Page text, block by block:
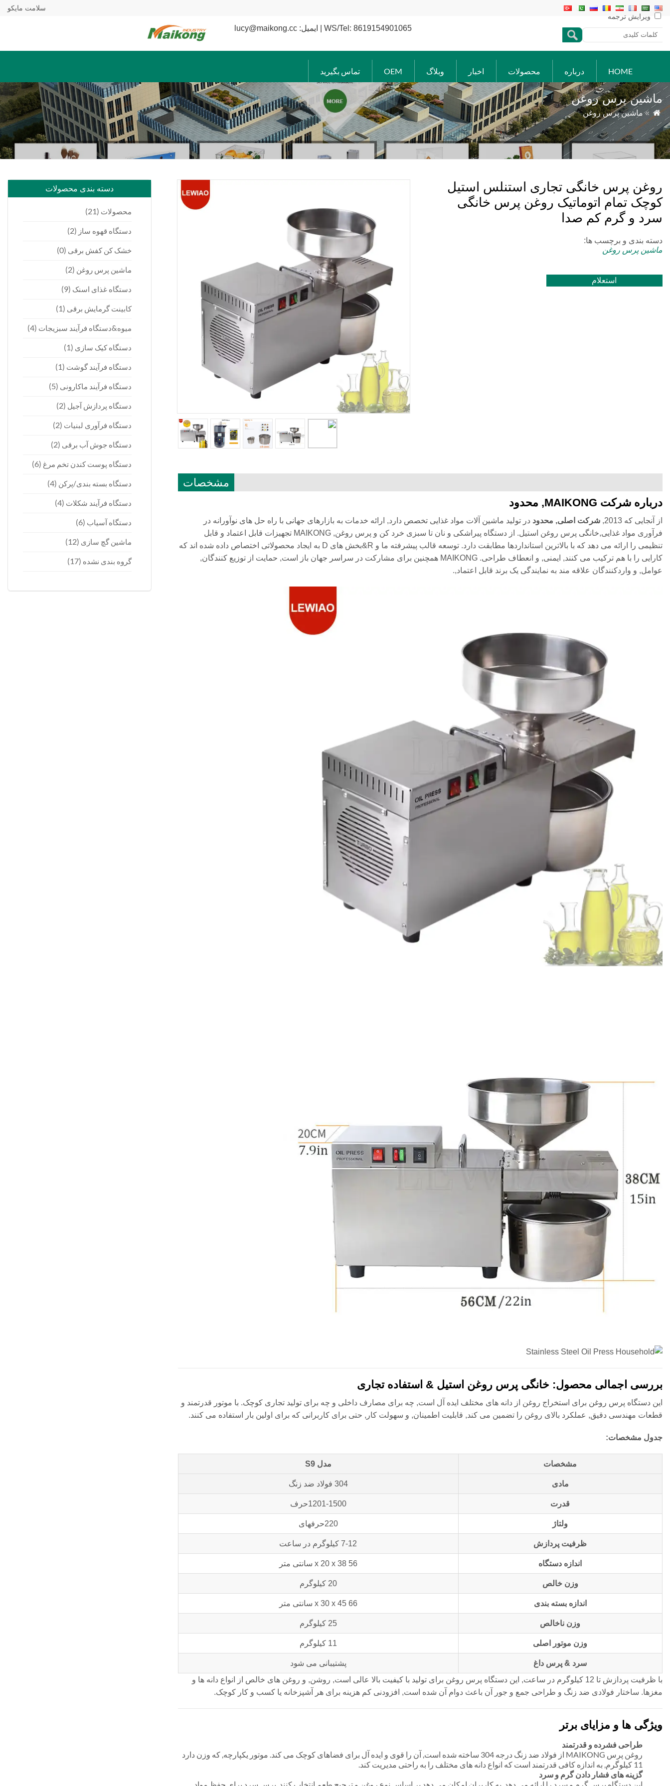
سلامت مایکو
ویرایش ترجمه
WS/Tel: 8619154901065 | ایمیل: lucy@maikong.cc
HOME درباره محصولات اخبار وبلاگ OEM تماس بگیرید
ماشین پرس روغن

»ماشین پرس روغن
روغن پرس خانگی تجاری استنلس استیل
کوچک تمام اتوماتیک روغن پرس خانگی
سرد و گرم کم صدا
دسته بندی و برچسب ها:
ماشین پرس روغن
استعلام
مشخصات
درباره شرکت MAIKONG, محدود
از آنجایی که 2013, شرکت اصلی, محدود در تولید ماشین آلات مواد غذایی تخصص دارد, ارائه خدمات به بازارهای جهانی با راه حل های نوآورانه در
فرآوری مواد غذایی,خانگی پرس روغن استیل. از دستگاه پیراشکی و نان تا سبزی خرد کن و پرس روغن, MAIKONG تجهیزات قابل اعتماد و قابل
تنظیمی را ارائه می دهد که با بالاترین استانداردها مطابقت دارد. توسعه قالب پیشرفته ما و R&بخش های D به ایجاد محصولاتی اختصاص داده شده اند که
کارایی را با هم ترکیب می کنند, ایمنی, و انعطاف طراحی. MAIKONG همچنین برای مشارکت در سراسر جهان باز است, حمایت از توزیع کنندگان,
عوامل, و واردکنندگان علاقه مند به نمایندگی یک برند قابل اعتماد,.
بررسی اجمالی محصول: خانگی پرس روغن استیل & استفاده تجاری
این دستگاه پرس روغن برای استخراج روغن از دانه های مختلف ایده آل است, چه برای مصارف داخلی و چه برای تولید تجاری کوچک. با موتور قدرتمند و
قطعات مهندسی دقیق, عملکرد بالای روغن را تضمین می کند, قابلیت اطمینان, و سهولت کار, حتی برای کاربرانی که برای اولین بار استفاده می کنند.
جدول مشخصات:
مشخصات مدل S9
مادی 304 فولاد ضد زنگ
قدرت 1201-1500حرف
ولتاژ 220حرفهای
ظرفیت پردازش 7-12 کیلوگرم در ساعت
اندازه دستگاه 56 x 20 x 38 سانتی متر
وزن خالص 20 کیلوگرم
اندازه بسته بندی 66 x 30 x 45 سانتی متر
وزن ناخالص 25 کیلوگرم
وزن موتور اصلی 11 کیلوگرم
سرد & پرس داغ
پشتیبانی می شود
با ظرفیت پردازش تا 12 کیلوگرم در ساعت, این دستگاه پرس روغن برای تولید با کیفیت بالا عالی است, روشن, و روغن های خالص از انواع دانه ها و
مغزها. ساختار فولادی ضد زنگ و طراحی جمع و جور آن باعث دوام آن شده است, افزودنی کم هزینه برای هر آشپزخانه یا کسب و کار کوچک.
ویژگی ها و مزایای برتر
طراحی فشرده و قدرتمند
روغن پرس MAIKONG از فولاد ضد زنگ درجه 304 ساخته شده است, آن را قوی و ایده آل برای فضاهای کوچک می کند. موتور یکپارچه, که وزن دارد
11 کیلوگرم, به اندازه کافی قدرتمند است که انواع دانه های مختلف را به راحتی مدیریت کند.
گزینه های فشار دادن گرم و سرد
دسته بندی محصولات
محصولات (21)
دستگاه قهوه ساز (2)
خشک کن کفش برقی (0)
ماشین پرس روغن (2)
دستگاه غذای اسنک (9)
کابینت گرمایش برقی (1)
میوه&دستگاه فرآیند سبزیجات (4)
دستگاه کیک سازی (1)
دستگاه فرآیند گوشت (1)
دستگاه فرآیند ماکارونی (5)
دستگاه پردازش آجیل (2)
دستگاه فرآوری لبنیات (2)
دستگاه جوش آب برقی (2)
دستگاه پوست کندن تخم مرغ (6)
دستگاه بسته بندی/پرکن (4)
دستگاه فرآیند شکلات (4)
دستگاه آسیاب (6)
ماشین گچ سازی (12)
گروه بندی نشده (17)